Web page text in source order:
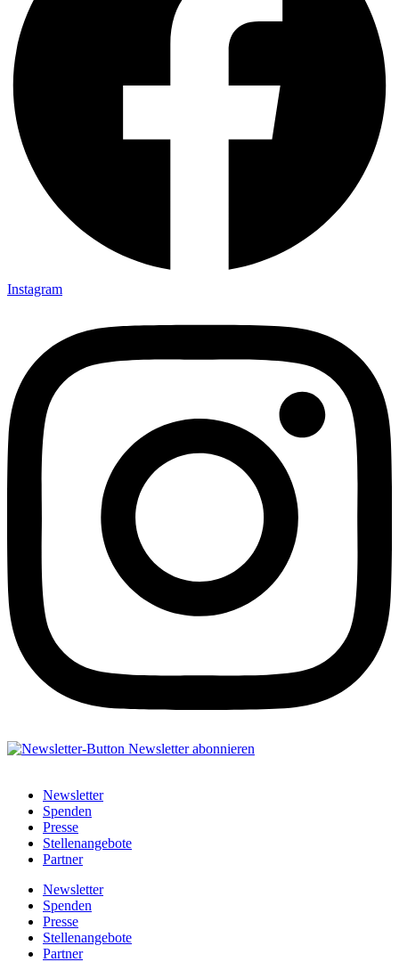
Instagram
Newsletter
Spenden
Presse
Stellenangebote
Partner
Newsletter
Spenden
Presse
Stellenangebote
Partner